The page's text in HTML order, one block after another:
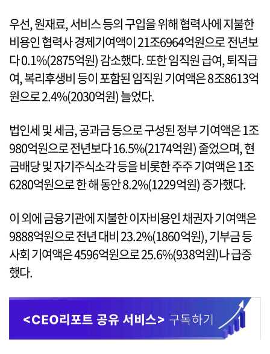
우선, 원재료, 서비스 등의 구입을 위해 협력사에 지불한
비용인 협력사 경제기여액이 21조6964억원으로 전년보
다 0.1%(2875억원) 감소했다. 또한 임직원 급여, 퇴직급
여, 복리후생비 등이 포함된 임직원 기여액은 8조8613억
원으로 2.4%(2030억원) 늘었다.
법인세 및 세금, 공과금 등으로 구성된 정부 기여액은 1조
980억원으로 전년보다 16.5%(2174억원) 줄었으며, 현
금배당 및 자기주식소각 등을 비롯한 주주 기여액은 1조
6280억원으로 한 해 동안 8.2%(1229억원) 증가했다.
이 외에 금융기관에 지불한 이자비용인 채권자 기여액은
9888억원으로 전년 대비 23.2%(1860억원), 기부금 등
사회 기여액은 4596억원으로 25.6%(938억원)나 급증
했다.